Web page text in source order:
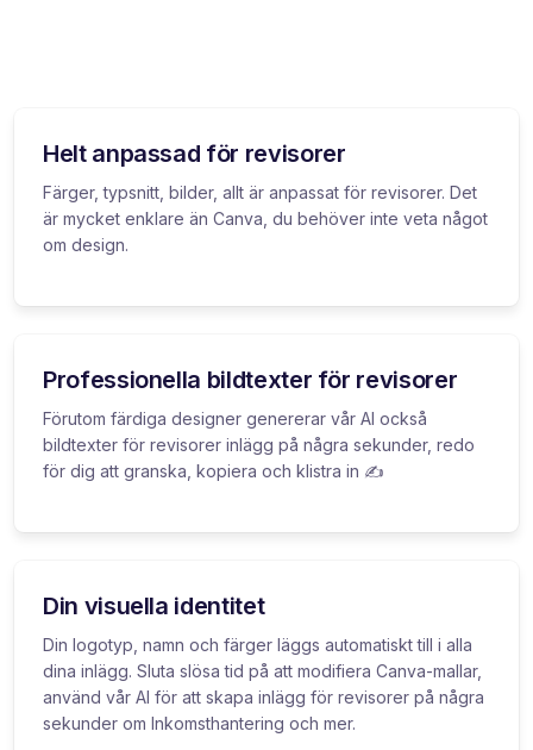
Helt anpassad för revisorer
Färger, typsnitt, bilder, allt är anpassat för revisorer. Det
är mycket enklare än Canva, du behöver inte veta något
om design.
Professionella bildtexter för revisorer
Förutom färdiga designer genererar vår AI också
bildtexter för revisorer inlägg på några sekunder, redo
för dig att granska, kopiera och klistra in ✍️
Din visuella identitet
Din logotyp, namn och färger läggs automatiskt till i alla
dina inlägg. Sluta slösa tid på att modifiera Canva-mallar,
använd vår AI för att skapa inlägg för revisorer på några
sekunder om Inkomsthantering och mer.